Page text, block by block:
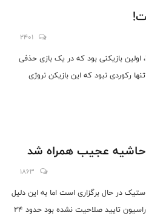
2401
هالند پس از لیونل مسی در سال 2012، اولین بازیکنی بود که در یک بازی حذفی
رکوردی نبود که این بازیکن نروژی
حاشیه عجیب همراه شد
1863
در حال برگزاری است‌ اما به این دلیل
که زهرا اینچه درگاهی رئیس قبلی فدراسیون تایید صلاحیت نشده بود حدود ۲۴